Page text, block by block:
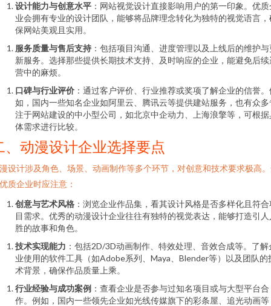
设计能力与创意水平 ：网站视觉设计直接影响用户的第一印象。优
业会拥有专业的设计团队，能够将品牌理念转化为独特的视觉语言，
保网站美观且实用。
服务质量与售后支持 ：包括项目沟通、进度管理以及上线后的维护
新服务。选择那些提供长期技术支持、及时响应的企业，能避免后续
营中的麻烦。
口碑与行业评价 ：通过客户评价、行业推荐或奖项了解企业的信誉。
如，国内一些知名企业如阿里云、腾讯云等提供建站服务，也有众多
注于网站建设的中小型公司，如北京中企动力、上海浪擎等，可根据
体需求进行比较。
、动漫设计企业选择要点
设计涉及角色、场景、动画制作等多个环节，对创意和技术要求极高
质企业时应注意：
创意与艺术风格 ：浏览企业作品集，看其设计风格是否多样化且符合
目需求。优秀的动漫设计企业往往有独特的视觉表达，能够打造引人
胜的故事和角色。
技术实现能力 ：包括2D/3D动画制作、特效处理、音效合成等。了解
业使用的软件工具（如Adobe系列、Maya、Blender等）以及团队的
术背景，确保作品质量上乘。
行业经验与成功案例 ：查看企业是否参与过知名项目或与大型平台合
作。例如，国内一些领先企业如光线传媒旗下的彩条屋、追光动画等